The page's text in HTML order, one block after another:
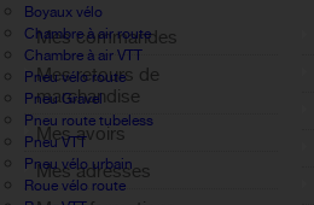
Boyaux vélo
Chambre à air route
Chambre à air VTT
Pneu vélo route
Pneu Gravel
Pneu route tubeless
Pneu VTT
Pneu vélo urbain
Roue vélo route
Mes commandes
Mes retours de
marchandise
Mes avoirs
Mes adresses